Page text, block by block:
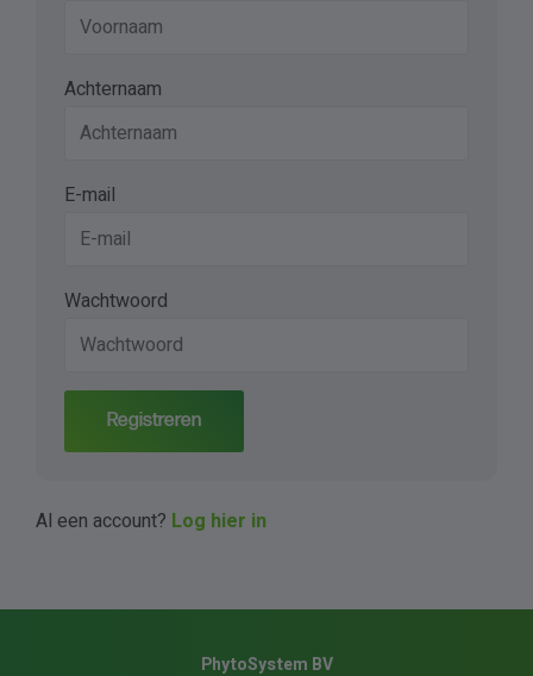
Achternaam
E-mail
Wachtwoord
Registreren
Al een account? Log hier in
PhytoSystem BV